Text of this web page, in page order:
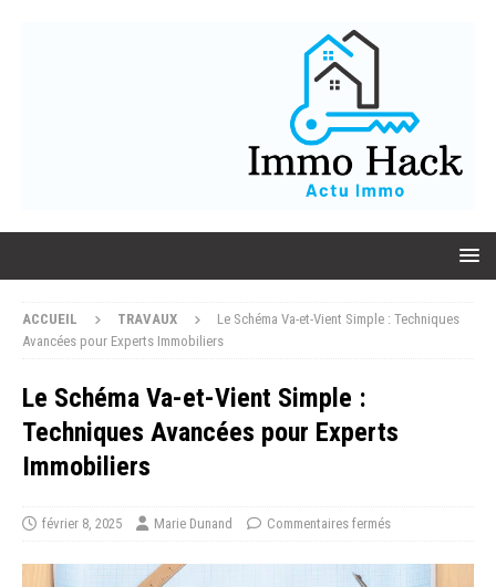
ACCUEIL TRAVAUX
Le Schéma Va-et-Vient Simple : Techniques
Avancées pour Experts Immobiliers
Le Schéma Va-et-Vient Simple :
Techniques Avancées pour Experts
Immobiliers
février 8, 2025 Marie Dunand Commentaires fermés